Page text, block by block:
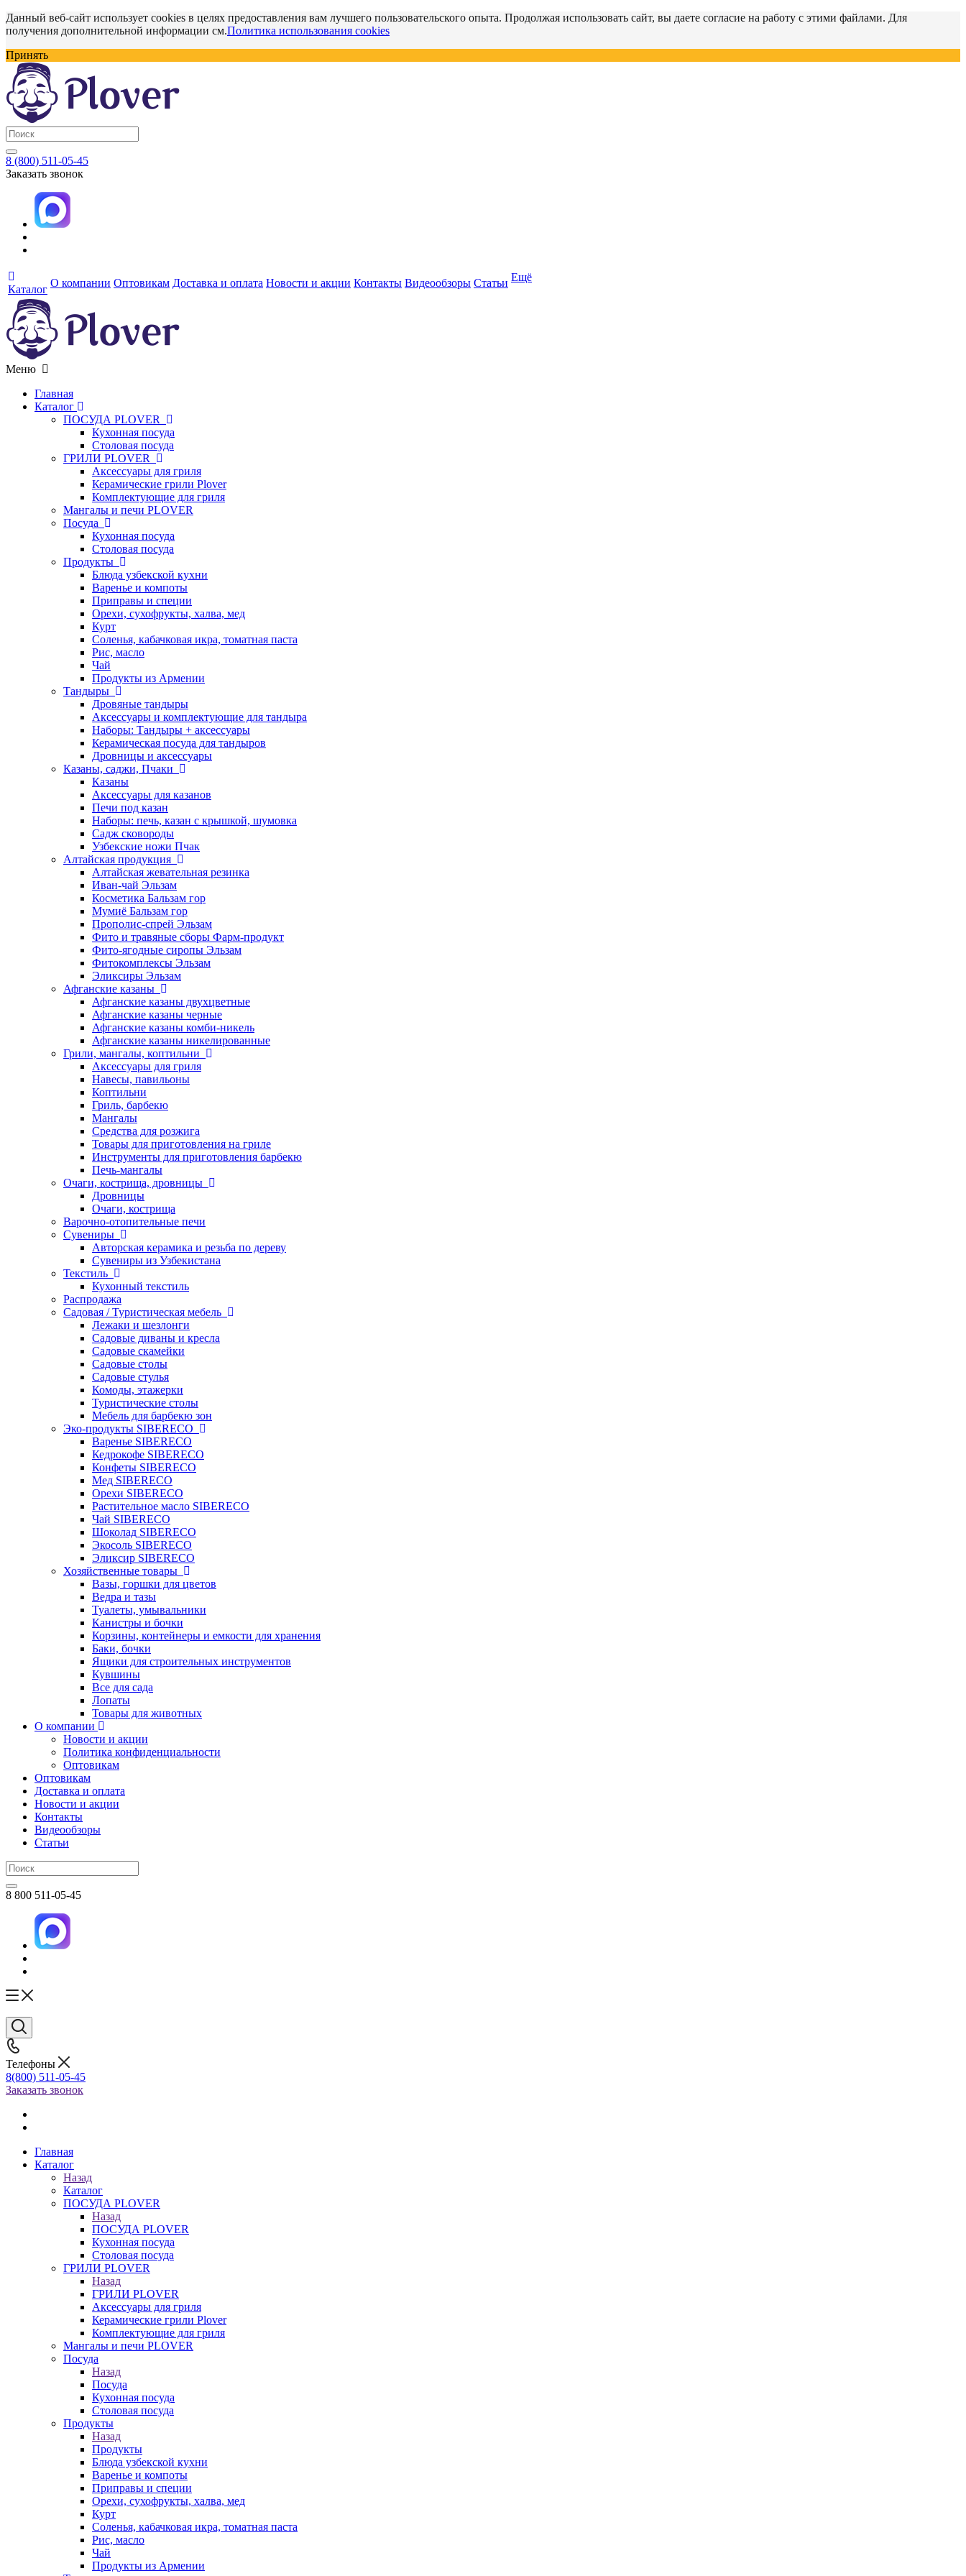
Данный веб-сайт использует cookies в целях предоставления вам лучшего пользовательского опыта. Продолжая использовать сайт, вы даете согласие на работу с этими файлами. Для
получения дополнительной информации см.Политика использования cookies
Принять
8 (800) 511-05-45
Заказать звонок
Каталог
О компании Оптовикам Доставка и оплата Новости и акции Контакты Видеообзоры Статьи Ещё
Меню
Главная
Каталог
ПОСУДА PLOVER
Кухонная посуда
Столовая посуда
ГРИЛИ PLOVER
Аксессуары для гриля
Керамические грили Plover
Комплектующие для гриля
Мангалы и печи PLOVER
Посуда
Кухонная посуда
Столовая посуда
Продукты
Блюда узбекской кухни
Варенье и компоты
Приправы и специи
Орехи, сухофрукты, халва, мед
Курт
Соленья, кабачковая икра, томатная паста
Рис, масло
Чай
Продукты из Армении
Тандыры
Дровяные тандыры
Аксессуары и комплектующие для тандыра
Наборы: Тандыры + аксессуары
Керамическая посуда для тандыров
Дровницы и аксессуары
Казаны, саджи, Пчаки
Казаны
Аксессуары для казанов
Печи под казан
Наборы: печь, казан с крышкой, шумовка
Садж сковороды
Узбекские ножи Пчак
Алтайская продукция
Алтайская жевательная резинка
Иван-чай Эльзам
Косметика Бальзам гор
Мумиё Бальзам гор
Прополис-спрей Эльзам
Фито и травяные сборы Фарм-продукт
Фито-ягодные сиропы Эльзам
Фитокомплексы Эльзам
Эликсиры Эльзам
Афганские казаны
Афганские казаны двухцветные
Афганские казаны черные
Афганские казаны комби-никель
Афганские казаны никелированные
Грили, мангалы, коптильни
Аксессуары для гриля
Навесы, павильоны
Коптильни
Гриль, барбекю
Мангалы
Средства для розжига
Товары для приготовления на гриле
Инструменты для приготовления барбекю
Печь-мангалы
Очаги, кострища, дровницы
Дровницы
Очаги, кострища
Варочно-отопительные печи
Сувениры
Авторская керамика и резьба по дереву
Сувениры из Узбекистана
Текстиль
Кухонный текстиль
Распродажа
Садовая / Туристическая мебель
Лежаки и шезлонги
Садовые диваны и кресла
Садовые скамейки
Садовые столы
Садовые стулья
Комоды, этажерки
Туристические столы
Мебель для барбекю зон
Эко-продукты SIBERECO
Варенье SIBERECO
Кедрокофе SIBERECO
Конфеты SIBERECO
Мед SIBERECO
Орехи SIBERECO
Растительное масло SIBERECO
Чай SIBERECO
Шоколад SIBERECO
Экосоль SIBERECO
Эликсир SIBERECO
Хозяйственные товары
Вазы, горшки для цветов
Ведра и тазы
Туалеты, умывальники
Канистры и бочки
Корзины, контейнеры и емкости для хранения
Баки, бочки
Ящики для строительных инструментов
Кувшины
Все для сада
Лопаты
Товары для животных
О компании
Новости и акции
Политика конфиденциальности
Оптовикам
Оптовикам
Доставка и оплата
Новости и акции
Контакты
Видеообзоры
Статьи
8 800 511-05-45
Телефоны
8(800) 511-05-45
Заказать звонок
Главная
Каталог
Назад
Каталог
ПОСУДА PLOVER
Назад
ПОСУДА PLOVER
Кухонная посуда
Столовая посуда
ГРИЛИ PLOVER
Назад
ГРИЛИ PLOVER
Аксессуары для гриля
Керамические грили Plover
Комплектующие для гриля
Мангалы и печи PLOVER
Посуда
Назад
Посуда
Кухонная посуда
Столовая посуда
Продукты
Назад
Продукты
Блюда узбекской кухни
Варенье и компоты
Приправы и специи
Орехи, сухофрукты, халва, мед
Курт
Соленья, кабачковая икра, томатная паста
Рис, масло
Чай
Продукты из Армении